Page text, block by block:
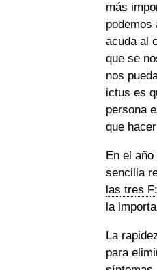
más
podemos
acuda al
que se
nos
ictus es
persona
que
En el
sencilla
las tres F:
la
La
para